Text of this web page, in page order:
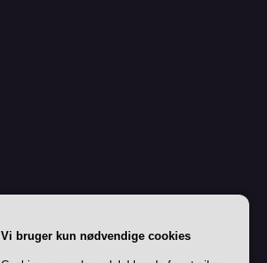
Vi bruger kun nødvendige cookies